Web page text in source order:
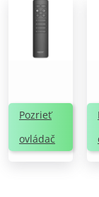
Pozrieť
ovládač